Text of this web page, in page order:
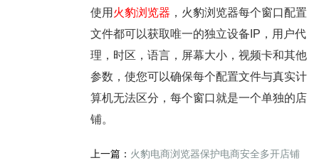
使用 火豹浏览器 ，火豹浏览器每个窗口配置
文件都可以获取唯一的独立设备IP，用户代
理，时区，语言，屏幕大小，视频卡和其他
参数，使您可以确保每个配置文件与真实计
算机无法区分，每个窗口就是一个单独的店
铺。
上一篇： 火豹电商浏览器保护电商安全多开店铺